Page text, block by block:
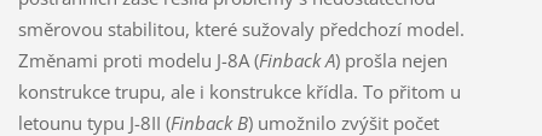
směrovou stabilitou, které sužovaly předchozí model.
Změnami proti modelu J-8A (Finback A) prošla nejen
konstrukce trupu, ale i konstrukce křídla. To přitom u
letounu typu J-8II (Finback B) umožnilo zvýšit počet